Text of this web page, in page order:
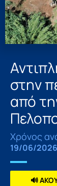
στην
από
Χρόνος
19/06/2026
🔊